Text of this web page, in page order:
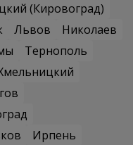
(Кировоград)
Львов
Николаев
Тернополь
Ирпень